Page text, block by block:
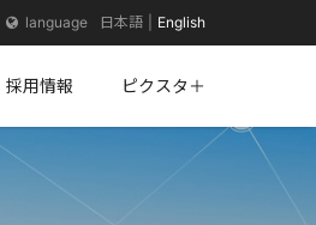
採用情報 ピクスタ＋
日本語 English